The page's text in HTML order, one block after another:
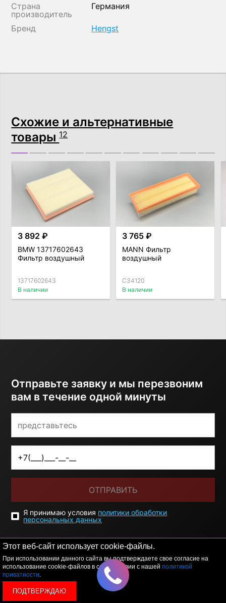
Этот веб-сайт использует cookie-файлы.
При использовании данного сайта вы подтверждаете свое согласие на
использование cookie-файлов в соответствии с нашей политикой
приватности.
ПОДТВЕРЖДАЮ
Страна
производитель
Германия
Бренд Hengst
Схожие и альтернативные
товары12
3 892 ₽
BMW 13717602643
Фильтр воздушный
13717602643
В наличии
3 765 ₽
MANN Фильтр
воздушный
C34120
В наличии
Отправьте заявку и мы перезвоним
вам в течение одной минуты
ОТПРАВИТЬ
Я принимаю условия политики обработки
персональных данных